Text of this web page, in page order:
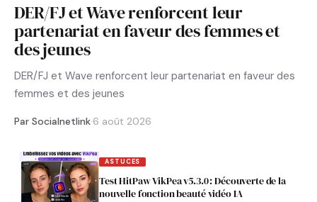
DER/FJ et Wave renforcent leur
partenariat en faveur des femmes et
des jeunes
DER/FJ et Wave renforcent leur partenariat en faveur des
femmes et des jeunes
Par Socialnetlink·6 août 2026
ASTUCES
Test HitPaw VikPea v5.3.0 : Découverte de la
nouvelle fonction beauté vidéo IA